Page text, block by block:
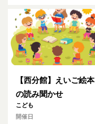
【西分館】えいご絵本
の読み聞かせ
こども
開催日